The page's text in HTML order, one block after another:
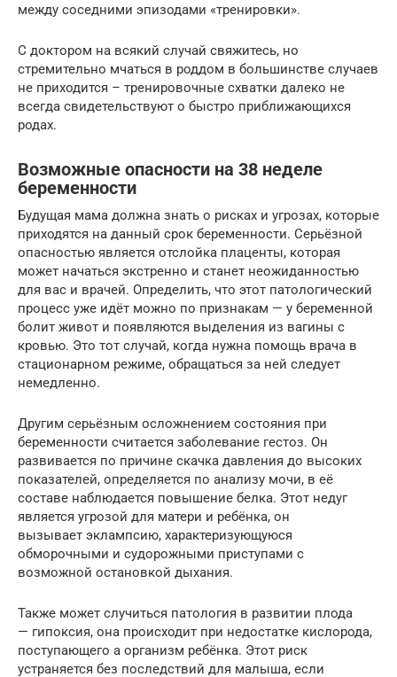
между соседними эпизодами «тренировки».
С доктором на всякий случай свяжитесь, но
стремительно мчаться в роддом в большинстве случаев
не приходится – тренировочные схватки далеко не
всегда свидетельствуют о быстро приближающихся
родах.
Возможные опасности на 38 неделе
беременности
Будущая мама должна знать о рисках и угрозах, которые
приходятся на данный срок беременности. Серьёзной
опасностью является отслойка плаценты, которая
может начаться экстренно и станет неожиданностью
для вас и врачей. Определить, что этот патологический
процесс уже идёт можно по признакам — у беременной
болит живот и появляются выделения из вагины с
кровью. Это тот случай, когда нужна помощь врача в
стационарном режиме, обращаться за ней следует
немедленно.
Другим серьёзным осложнением состояния при
беременности считается заболевание гестоз. Он
развивается по причине скачка давления до высоких
показателей, определяется по анализу мочи, в её
составе наблюдается повышение белка. Этот недуг
является угрозой для матери и ребёнка, он
вызывает эклампсию, характеризующуюся
обморочными и судорожными приступами с
возможной остановкой дыхания.
Также может случиться патология в развитии плода
— гипоксия, она происходит при недостатке кислорода,
поступающего а организм ребёнка. Этот риск
устраняется без последствий для малыша, если